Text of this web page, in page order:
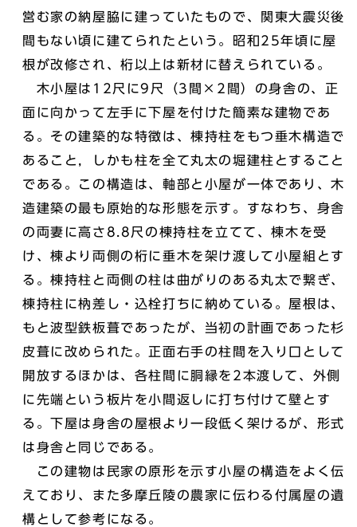
営む家の納屋脇に建っていたもので、関東大震災後
間もない頃に建てられたという。昭和25年頃に屋
根が改修され、桁以上は新材に替えられている。
木小屋は12尺に9尺（3間×2間）の身舎の、正
面に向かって左手に下屋を付けた簡素な建物であ
る。その建築的な特徴は、棟持柱をもつ垂木構造で
あること，しかも柱を全て丸太の堀建柱とすること
である。この構造は、軸部と小屋が一体であり、木
造建築の最も原始的な形態を示す。すなわち、身舎
の両妻に高さ8.8尺の棟持柱を立てて、棟木を受
け、棟より両側の桁に垂木を架け渡して小屋組とす
る。棟持柱と両側の柱は曲がりのある丸太で繋ぎ、
棟持柱に枘差し・込栓打ちに納めている。屋根は、
もと波型鉄板葺であったが、当初の計画であった杉
皮葺に改められた。正面右手の柱間を入り口として
開放するほかは、各柱間に胴縁を2本渡して、外側
に先端という板片を小間返しに打ち付けて壁とす
る。下屋は身舎の屋根より一段低く架けるが、形式
は身舎と同じである。
この建物は民家の原形を示す小屋の構造をよく伝
えており、また多摩丘陵の農家に伝わる付属屋の遺
構として参考になる。